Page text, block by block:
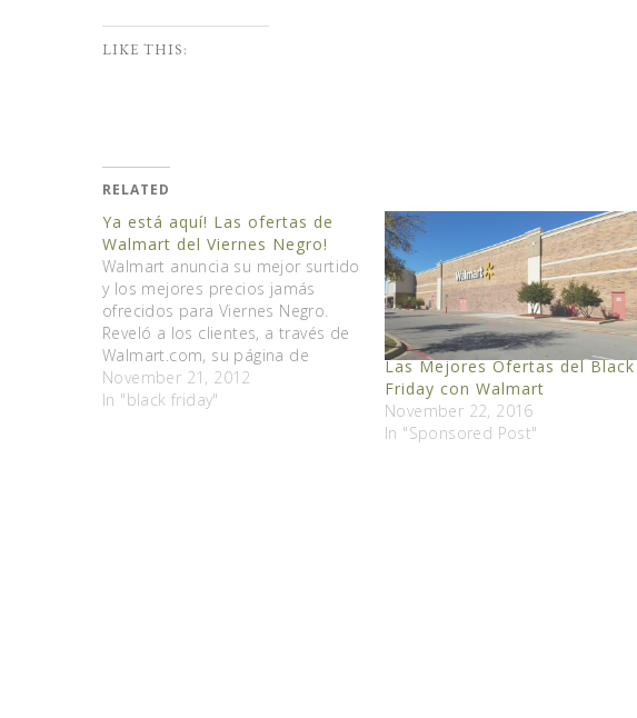
LIKE THIS:
RELATED
Ya está aquí! Las ofertas de
Walmart del Viernes Negro!
Walmart anuncia su mejor surtido
y los mejores precios jamás
ofrecidos para Viernes Negro.
Reveló a los clientes, a través de
Walmart.com, su página de
Facebook y su aplicación móvil, el
circular de Viernes Negro del
November 21, 2012
In "black friday"
Las Mejores Ofertas del Black
Friday con Walmart
November 22, 2016
In "Sponsored Post"